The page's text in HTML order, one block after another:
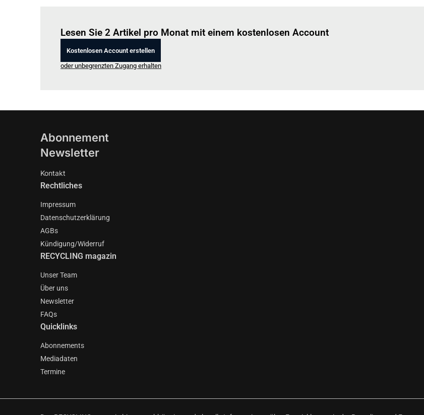
Lesen Sie 2 Artikel pro Monat mit einem kostenlosen Account
Kostenlosen Account erstellen
oder unbegrenzten Zugang erhalten
Abonnement
Newsletter
Kontakt
Rechtliches
Impressum
Datenschutzerklärung
AGBs
Kündigung/Widerruf
RECYCLING magazin
Unser Team
Über uns
Newsletter
FAQs
Quicklinks
Abonnements
Mediadaten
Termine